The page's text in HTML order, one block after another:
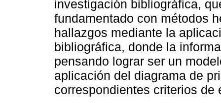
investigación bibliográfica,
fundamentado con métodos
hallazgos mediante la
bibliográfica, donde la
pensando lograr ser un
aplicación del diagrama de
correspondientes criterios de